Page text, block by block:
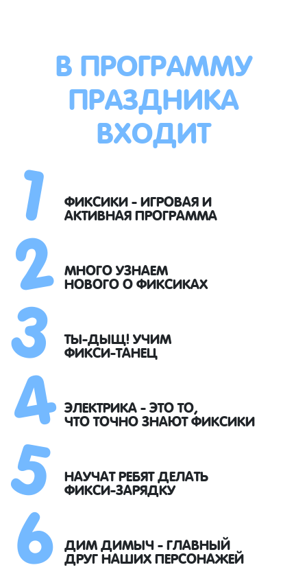
В ПРОГРАММУ
ПРАЗДНИКА
ВХОДИТ
ФИКСИКИ - ИГРОВАЯ И
АКТИВНАЯ ПРОГРАММА
МНОГО УЗНАЕМ
НОВОГО О ФИКСИКАХ
ТЫ-ДЫЩ! УЧИМ
ФИКСИ-ТАНЕЦ
ЭЛЕКТРИКА - ЭТО ТО,
ЧТО ТОЧНО ЗНАЮТ ФИКСИКИ
НАУЧАТ РЕБЯТ ДЕЛАТЬ
ФИКСИ-ЗАРЯДКУ
ДИМ ДИМЫЧ - ГЛАВНЫЙ
ДРУГ НАШИХ ПЕРСОНАЖЕЙ